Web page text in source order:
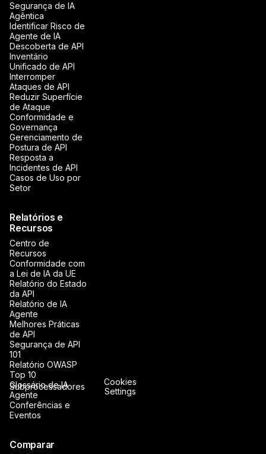
Segurança de IA
Agêntica
Identificar Risco de
Agente de IA
Descoberta de API
Inventário
Unificado de API
Interromper
Ataques de API
Reduzir Superfície
de Ataque
Conformidade e
Governança
Gerenciamento de
Postura de API
Resposta a
Incidentes de API
Casos de Uso por
Setor
Relatórios e
Recursos
Centro de
Recursos
Conformidade com
a Lei de IA da UE
Relatório do Estado
da API
Relatório de IA
Agente
Melhores Práticas
de API
Segurança de API
101
Relatório OWASP
Top 10
Glossário de IA
Agente
Conferências e
Eventos
Comparar
Subprocessadores
Cookies
Settings